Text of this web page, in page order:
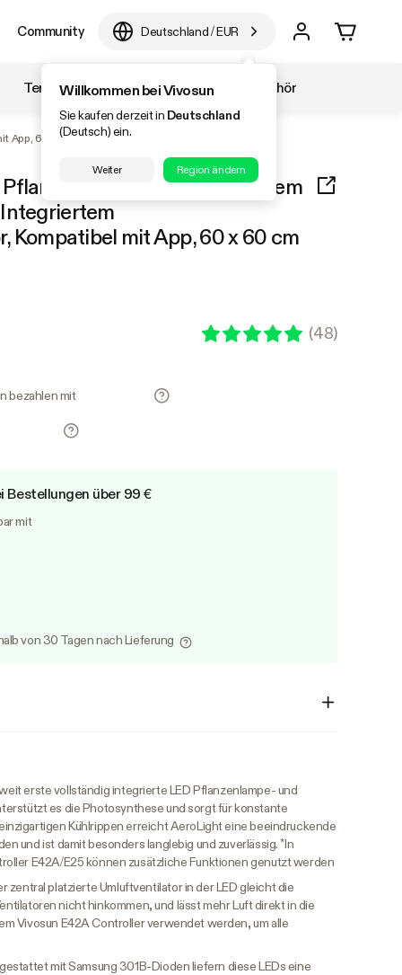
Community Deutschland/EUR
Willkommen bei Vivosun
Sie kaufen derzeit in Deutschland
(Deutsch) ein.
Weiter Region ändern
Temperatur & Luftfeuchtigkeit Zubehör
App, 60 x 60 cm Abdeckfläche
mit Einstellbarem
Kompatibel mit App, 60 x 60 cm
(48)
bezahlen mit
Bestellungen über 99 €
mit
von 30 Tagen nach Lieferung
erste vollständig integrierte LED Pflanzenlampe- und
es die Photosynthese und sorgt für konstante
Kühlrippen erreicht AeroLight eine beeindruckende
und ist damit besonders langlebig und zuverlässig. *In
E42A/E25 können zusätzliche Funktionen genutzt werden
zentral platzierte Umluftventilator in der LED gleicht die
nicht hinkommen, und lässt mehr Luft direkt in die
Vivosun E42A Controller verwendet werden, um alle
mit Samsung 301B-Dioden liefern diese LEDs eine